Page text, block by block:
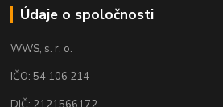
Údaje o spoločnosti
WWS, s. r. o.
IČO: 54 106 214